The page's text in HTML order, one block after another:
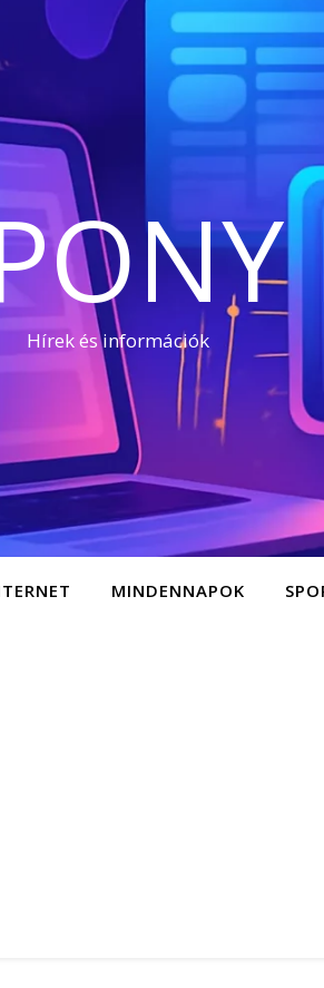
Hírek és információk
MINDENNAPOK